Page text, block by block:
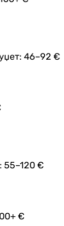
46–92 €
55–120 €
€